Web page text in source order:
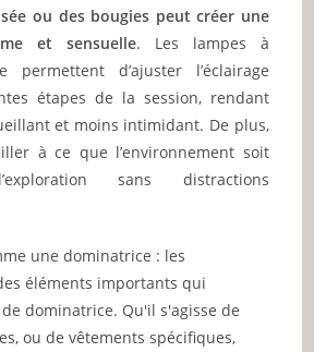
ou des bougies peut créer une
et sensuelle. Les lampes à
permettent d’ajuster l’éclairage
étapes de la session, rendant
et moins intimidant. De plus,
à ce que l’environnement soit
sans distractions
une dominatrice : les
éléments importants qui
dominatrice. Qu'il s'agisse de
ou de vêtements spécifiques,